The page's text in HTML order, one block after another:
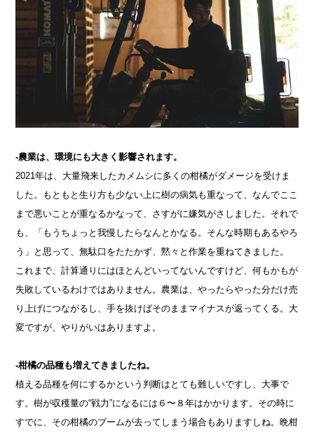
-農業は、環境にも大きく影響されます。
2021年は、大量飛来したカメムシに多くの柑橘がダメージを受けま
した。もともと生り方も少ない上に樹の病気も重なって、なんでここ
まで悪いことが重なるかなって、さすがに嫌気がさしました。それで
も、「もうちょっと我慢したらなんとかなる。そんな時期もあるやろ
う」と思って、無駄口をたたかず、黙々と作業を重ねてきました。
これまで、計算通りにはほとんどいってないんですけど、何もかもが
失敗しているわけではありません。農業は、やったらやった分だけ売
り上げにつながるし、手を抜けばそのままマイナスが返ってくる。大
変ですが、やりがいはありますよ。
-柑橘の品種も増えてきましたね。
植える品種を何にするかという判断はとても難しいですし、大事で
す。樹が収穫量の“戦力”になるには６〜８年はかかります。その時に
すでに、その柑橘のブームが去ってしまう場合もありますしね。晩柑